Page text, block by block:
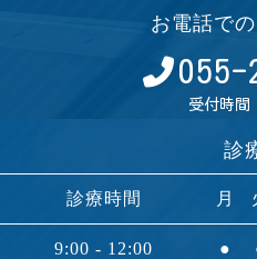
お電話で
055-
受付時間
診
診療時間 月
9:00 - 12:00 ●